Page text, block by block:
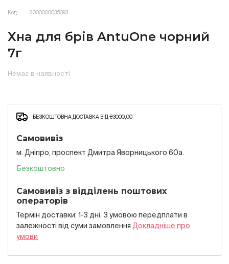
Код: 2000000035093
Хна для брів AntuOne чорний
7г
Немає в наявності
БЕЗКОШТОВНА ДОСТАВКА ВІД ₴3000,00
Самовивіз
м. Дніпро, проспект Дмитра Яворницького 60а.
Безкоштовно
Самовивіз з відділень поштових
операторів
Термін доставки: 1-3 дні. З умовою передплати в
залежностi вiд суми замовлення Докладнiше про
умови